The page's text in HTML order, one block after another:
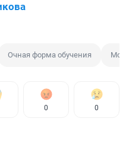
Очная форма обучения
0 0